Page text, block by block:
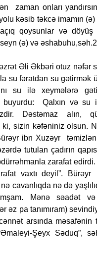
zaman onları
kəsib təkcə imamın
qoysunlar və döyüş
(ə) və
Əli Əkbəri otuz nəfər
su fəratdan su gətirmək
su ilə xeymələrə
buyurdu: Qalxın və su
Dəstəmaz alın,
ki, sizin kəfəniniz olsun.
ibn Xuzəyr
tutulan çadırın
zarafat
vaxtı deyil”.
cavanlıqda nə də
Mənə səadət
əz pa tanımıram)
arsında
Şeyx Səduq”,